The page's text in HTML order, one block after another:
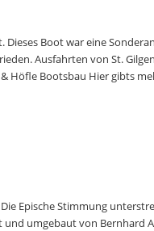
Boot war eine
Ausfahrten von St.
Höfle Bootsbau Hier gibts
Epische Stimmung
und umgebaut von Bernhard